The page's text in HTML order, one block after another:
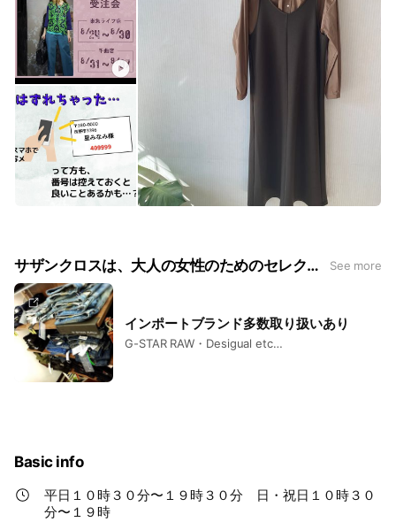
サザンクロスは、大人の女性のためのセレクトショップです！ See more
インポートブランド多数取り扱いあり
G-STAR RAW・Desigual etc…
Basic info
平日１０時３０分〜１９時３０分 日・祝日１０時３０
分〜１９時